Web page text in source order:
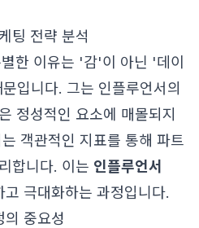
팅 전략 분석
한 이유는 '감'이 아닌 '데이
입니다. 그는 인플루언서의
정성적인 요소에 매몰되지
객관적인 지표를 통해 파트
합니다. 이는 인플루언서
극대화하는 과정입니다.
중요성